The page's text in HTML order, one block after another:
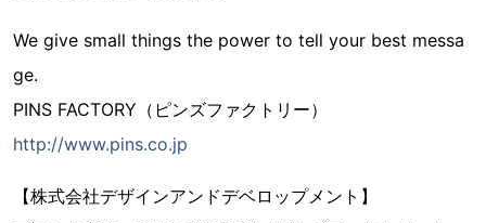
We give small things the power to tell your best messa
ge.
PINS FACTORY（ピンズファクトリー）
http://www.pins.co.jp
【株式会社デザインアンドデベロップメント】